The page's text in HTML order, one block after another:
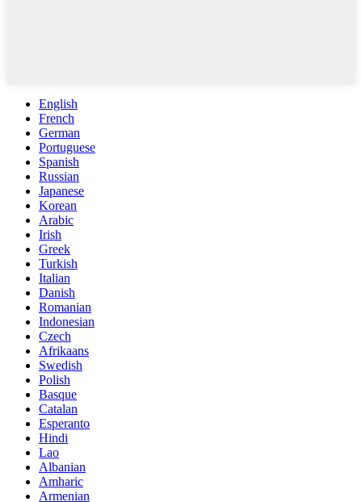
English
French
German
Portuguese
Spanish
Russian
Japanese
Korean
Arabic
Irish
Greek
Turkish
Italian
Danish
Romanian
Indonesian
Czech
Afrikaans
Swedish
Polish
Basque
Catalan
Esperanto
Hindi
Lao
Albanian
Amharic
Armenian